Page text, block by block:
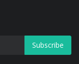
Subscribe